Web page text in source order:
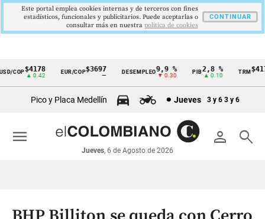
Cintillo
económicos
Colombia
COP$4178
▲ 0.42
EUR/COP$3697 DESEMPLEO 9,9 %
▼ 0.30
PIB2,8 %
▲ 0.10
TRM
Pico y Placa Medellín Jueves 3 y 6 3 y 6
person search
Jueves, 6 de Agosto de 2026
menu
Este portal emplea cookies internas y de terceros con fines
estadísticos, funcionales y publicitarios. Puede aceptarlas o
consultar más en nuestra politica de cookies
CONTINUAR